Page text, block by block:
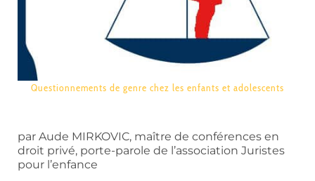
Questionnements de genre chez les enfants et adolescents
par Aude MIRKOVIC, maître de conférences en
droit privé, porte-parole de l’association Juristes
pour l’enfance